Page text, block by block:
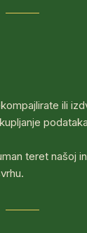
ili
teret našoj